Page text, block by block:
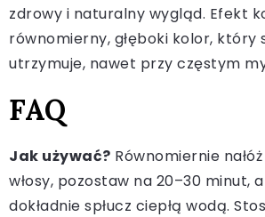
zdrowy i naturalny wygląd. Efekt
równomierny, głęboki kolor, który
utrzymuje, nawet przy częstym
FAQ
Jak używać? Równomiernie
włosy, pozostaw na 20–30 minut,
dokładnie spłucz ciepłą wodą.